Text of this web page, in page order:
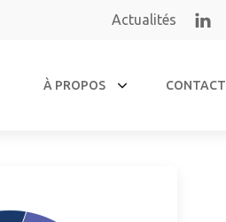
Actualités
À PROPOS CONTACT